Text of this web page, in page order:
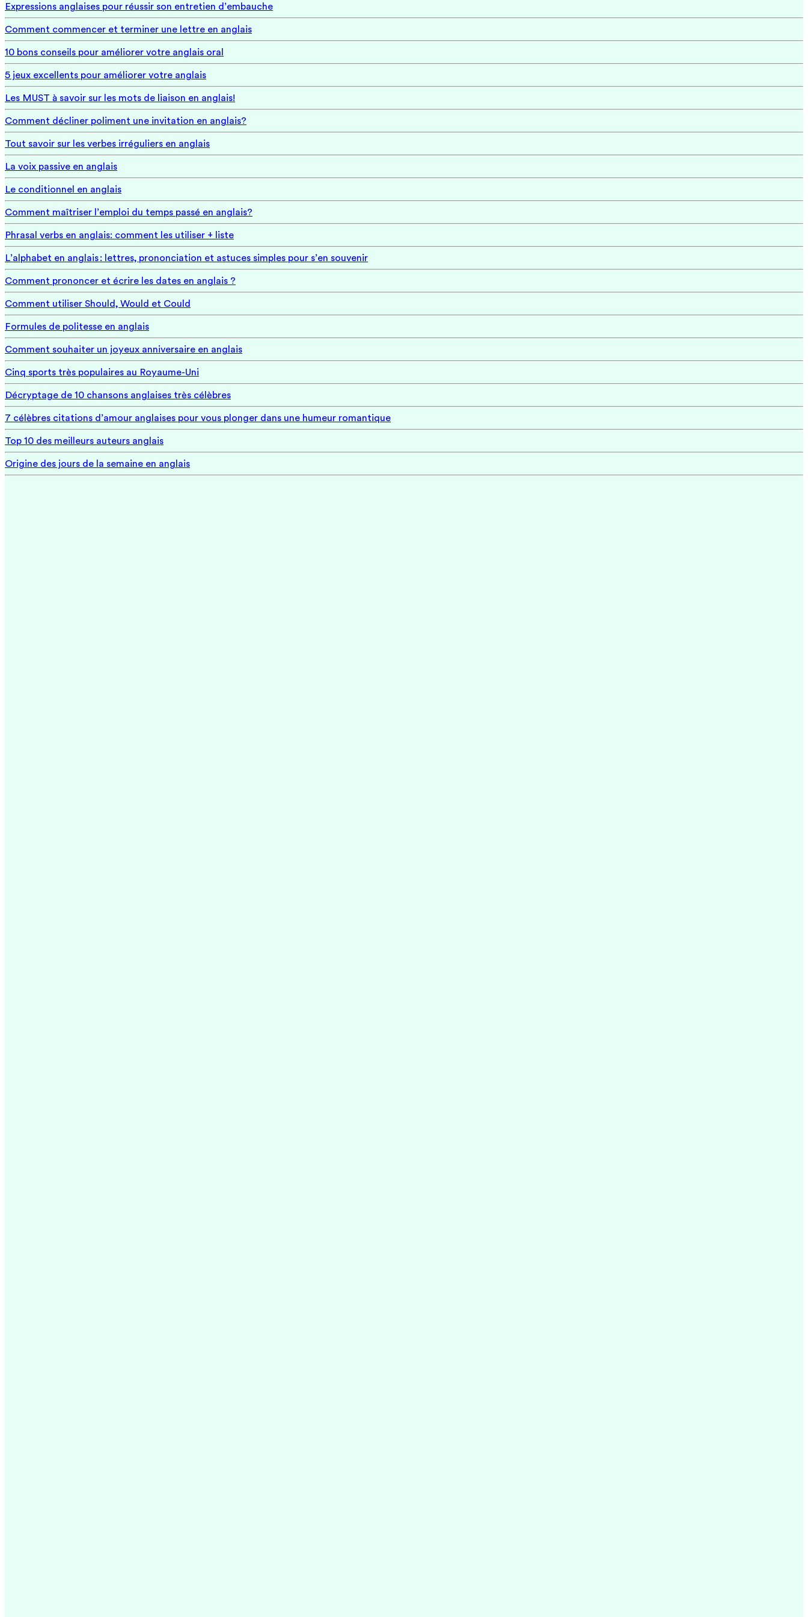
Expressions anglaises pour réussir son entretien d’embauche
Comment commencer et terminer une lettre en anglais
10 bons conseils pour améliorer votre anglais oral
5 jeux excellents pour améliorer votre anglais
Les MUST à savoir sur les mots de liaison en anglais!
Comment décliner poliment une invitation en anglais?
Tout savoir sur les verbes irréguliers en anglais
La voix passive en anglais
Le conditionnel en anglais
Comment maîtriser l’emploi du temps passé en anglais?
Phrasal verbs en anglais: comment les utiliser + liste
L’alphabet en anglais : lettres, prononciation et astuces simples pour s’en souvenir
Comment prononcer et écrire les dates en anglais ?
Comment utiliser Should, Would et Could
Formules de politesse en anglais
Comment souhaiter un joyeux anniversaire en anglais
Cinq sports très populaires au Royaume-Uni
Décryptage de 10 chansons anglaises très célèbres
7 célèbres citations d’amour anglaises pour vous plonger dans une humeur romantique
Top 10 des meilleurs auteurs anglais
Origine des jours de la semaine en anglais